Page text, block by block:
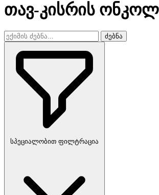
თავ-კისრის
ძებნა
სპეციალობით ფილტრაცია